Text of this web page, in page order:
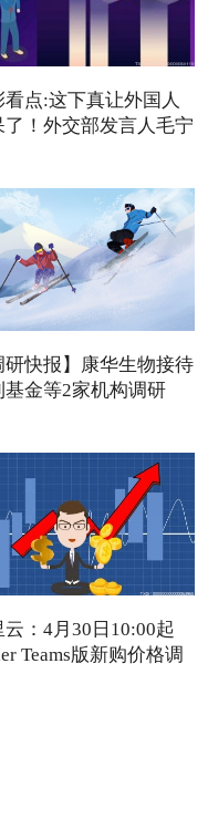
看点:这下真让外国人
了！外交部发言人毛宁
研快报】康华生物接待
基金等2家机构调研
云：4月30日10:00起
Teams版新购价格调